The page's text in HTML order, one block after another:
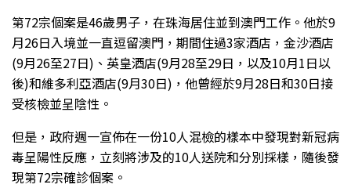
第72宗個案是46歲男子，在珠海居住並到澳門工作。他於9
月26日入境並一直逗留澳門，期間住過3家酒店，金沙酒店
(9月26至27日)、英皇酒店(9月28至29日，以及10月1日以
後)和維多利亞酒店(9月30日)，他曾經於9月28日和30日接
受核檢並呈陰性。
但是，政府週一宣佈在一份10人混檢的樣本中發現對新冠病
毒呈陽性反應，立刻將涉及的10人送院和分別採樣，隨後發
現第72宗確診個案。